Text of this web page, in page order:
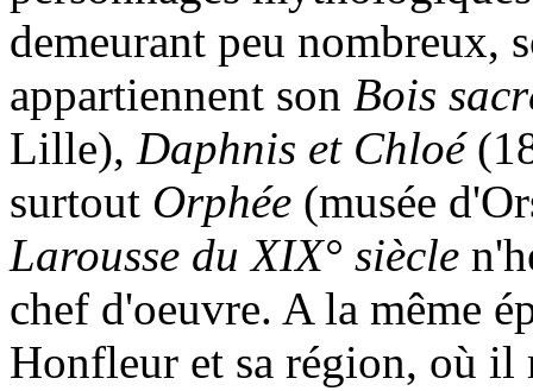
demeurant peu nombreux,
appartiennent son Bois
Lille), Daphnis et Chloé
surtout Orphée (musée
Larousse du XIX° siècle
chef d'oeuvre. A la même
Honfleur et sa région, où il